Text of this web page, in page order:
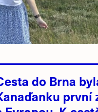
do Brna
první